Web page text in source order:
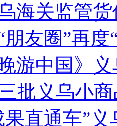
海关监管
朋友圈”再度
游中国》
批义乌小
果直通车”